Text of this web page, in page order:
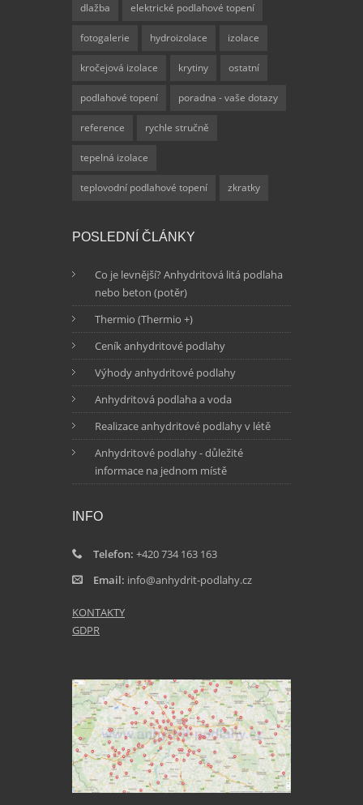
dlažba elektrické podlahové topení
fotogalerie hydroizolace izolace
kročejová izolace krytiny ostatní
podlahové topení poradna - vaše dotazy
reference rychle stručně
tepelná izolace
teplovodní podlahové topení zkratky
POSLEDNÍ ČLÁNKY
Co je levnější? Anhydritová litá podlaha
nebo beton (potěr)
Thermio (Thermio +)
Ceník anhydritové podlahy
Výhody anhydritové podlahy
Anhydritová podlaha a voda
Realizace anhydritové podlahy v létě
Anhydritové podlahy - důležité
informace na jednom místě
INFO
Telefon: +420 734 163 163
Email: info@anhydrit-podlahy.cz
KONTAKTY
GDPR